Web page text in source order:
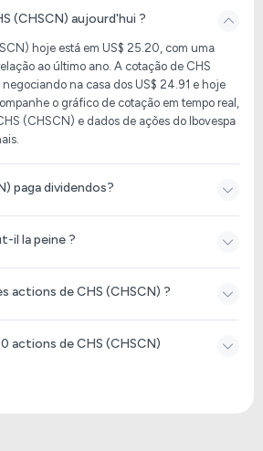
(CHSCN) aujourd'hui ?
hoje está em US$ 25.20, com uma
ao último ano. A cotação de CHS
na casa dos US$ 24.91 e hoje
o gráfico de cotação em tempo real,
(CHSCN) e dados de ações do Ibovespa
paga dividendos?
il la peine ?
actions de CHS (CHSCN) ?
actions de CHS (CHSCN)